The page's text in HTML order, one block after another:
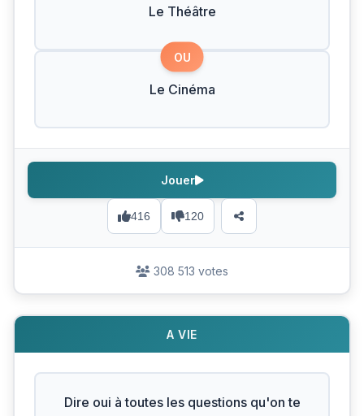
Le Théâtre
OU
Le Cinéma
416 120
Jouer
308 513 votes
A VIE
Dire oui à toutes les questions qu'on te